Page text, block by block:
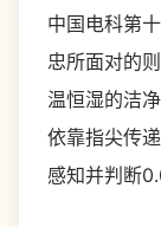
中国电科第
忠所面对的
温恒湿的洁
依靠指尖传
感知并判断